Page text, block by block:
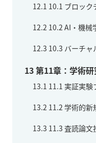
12.1 10.1 ブロック
12.2 10.2 AI・機械
12.3 10.3 バーチャ
13第11章：学術
13.1 11.1 実証実験
13.2 11.2 学術的新
13.3 11.3 査読論文